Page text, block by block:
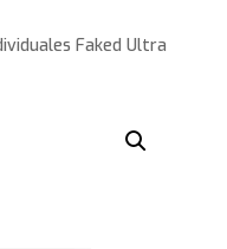
Faked Ultra